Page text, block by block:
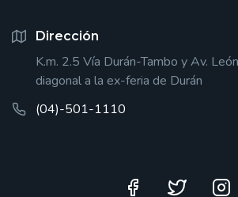
Dirección
K.m. 2.5 Vía Durán-Tambo y Av.
diagonal a la ex-feria de Durán
(04)-501-1110